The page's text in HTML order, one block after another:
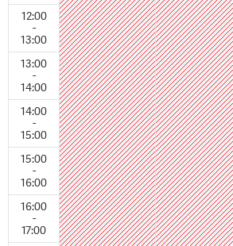
12:00
-
13:00
13:00
-
14:00
14:00
-
15:00
15:00
-
16:00
16:00
-
17:00